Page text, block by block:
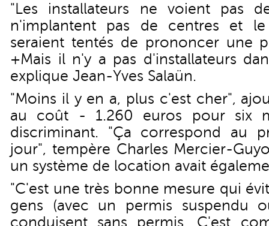
"Les installateurs ne voient pas
n'implantent pas de centres et
seraient tentés de prononcer une
+Mais il n'y a pas d'installateurs
explique Jean-Yves Salaün.
"Moins il y en a, plus c'est cher",
au coût - 1.260 euros pour six
discriminant. "Ça correspond au
jour", tempère Charles Mercier-
un système de location avait
"C'est une très bonne mesure qui
gens (avec un permis suspendu
conduisent sans permis. C'est